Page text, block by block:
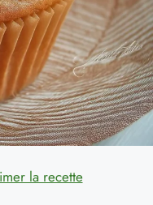
la recette